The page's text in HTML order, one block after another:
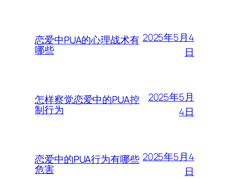
恋爱中PUA的心理战术有
哪些
2025年5月4
日
怎样察觉恋爱中的PUA控
制行为
2025年5月
4日
恋爱中的PUA行为有哪些
危害
2025年5月4
日